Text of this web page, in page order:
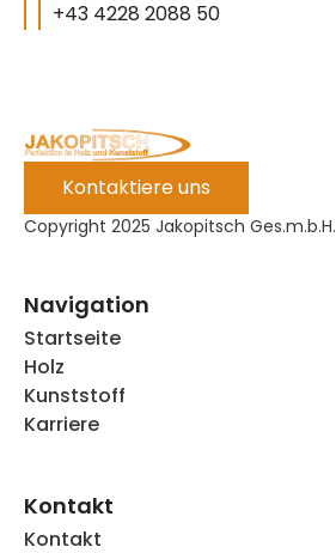
+43 4228 2088 50
Kontaktiere uns
Copyright 2025 Jakopitsch Ges.m.b.H.
Navigation
Startseite
Holz
Kunststoff
Karriere
Kontakt
Kontakt